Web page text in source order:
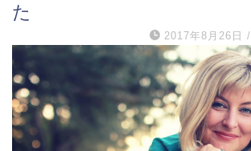
た
2017年8月26日 /